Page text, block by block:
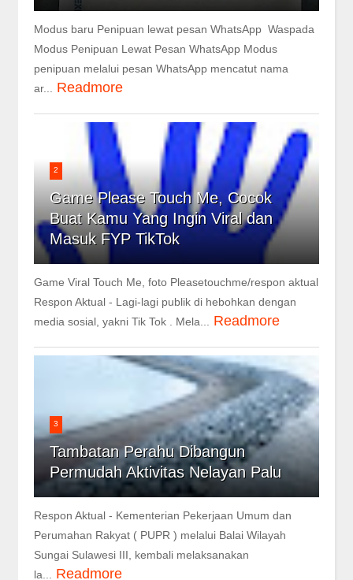
Modus baru Penipuan lewat pesan WhatsApp Waspada
Modus Penipuan Lewat Pesan WhatsApp Modus
penipuan melalui pesan WhatsApp mencatut nama
ar...
Readmore
2
Game Please Touch Me, Cocok
Buat Kamu Yang Ingin Viral dan
Masuk FYP TikTok
Game Viral Touch Me, foto Pleasetouchme/respon aktual
Respon Aktual - Lagi-lagi publik di hebohkan dengan
media sosial, yakni Tik Tok . Mela...
Readmore
3
Tambatan Perahu Dibangun
Permudah Aktivitas Nelayan Palu
Respon Aktual - Kementerian Pekerjaan Umum dan
Perumahan Rakyat ( PUPR ) melalui Balai Wilayah
Sungai Sulawesi III, kembali melaksanakan
la...
Readmore